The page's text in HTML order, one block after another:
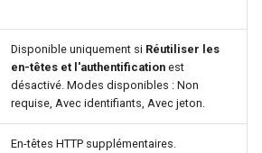
Disponible uniquement si Réutiliser les
en-têtes et l'authentification est
désactivé. Modes disponibles : Non
requise, Avec identifiants, Avec jeton.
En-têtes HTTP supplémentaires.